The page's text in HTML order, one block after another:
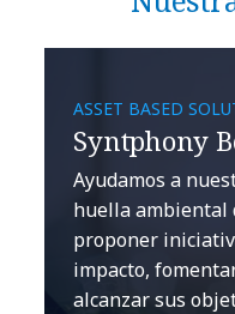
ASSET BASED
Syntphony
Ayudamos a
huella ambiental
proponer
impacto,
alcanzar sus